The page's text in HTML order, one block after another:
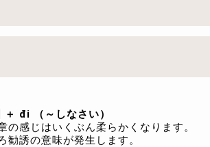
đi （～しなさい）
感じはいくぶん柔らかくなります。
勧誘の意味が発生します。